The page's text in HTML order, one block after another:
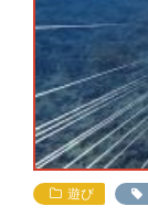
遊び